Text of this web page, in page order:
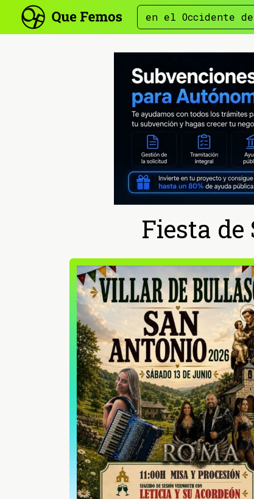
en el Occidente
Fiesta